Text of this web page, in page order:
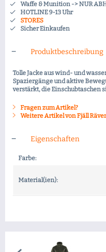
Waffe & Munition -> NUR
HOTLINE 9-13 Uhr
STORES
Sicher Einkaufen
Produktbeschreibung
Tolle Jacke aus wind- und
Spaziergänge und aktive
verstärkt, die Einschubtaschen
Fragen zum Artikel?
Weitere Artikel von Fjäll
Eigenschaften
Farbe:
Material(ien):